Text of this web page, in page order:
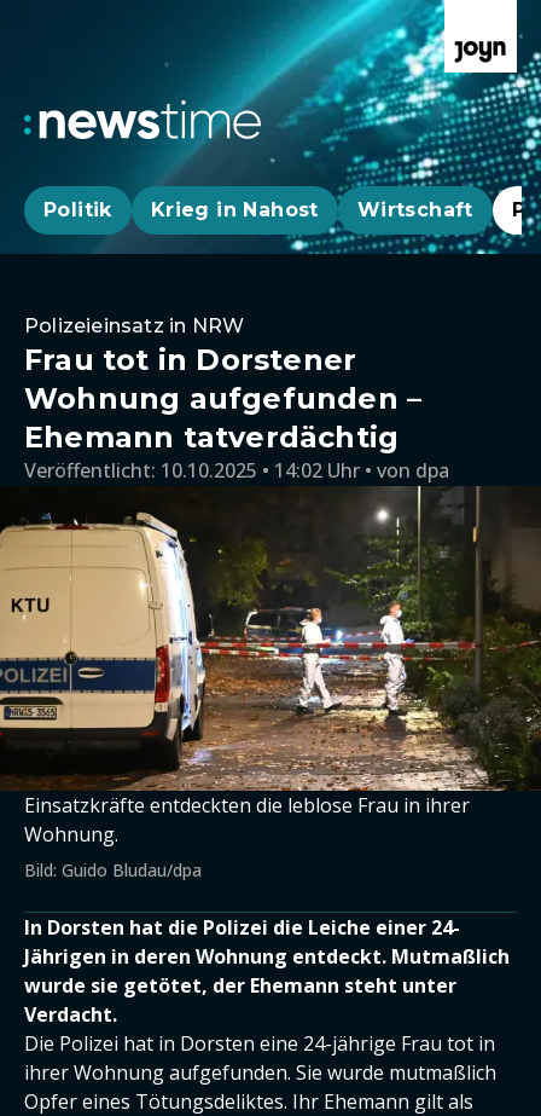
Politik Krieg in Nahost Wirtschaft
Polizeieinsatz in NRW
Frau tot in Dorstener
Wohnung aufgefunden –
Ehemann tatverdächtig
Veröffentlicht: 10.10.2025 • 14:02 Uhr von dpa
Einsatzkräfte entdeckten die leblose Frau in ihrer
Wohnung.
Bild: Guido Bludau/dpa
In Dorsten hat die Polizei die Leiche einer 24-
Jährigen in deren Wohnung entdeckt. Mutmaßlich
wurde sie getötet, der Ehemann steht unter
Verdacht.
Die Polizei hat in Dorsten eine 24-jährige Frau tot in
ihrer Wohnung aufgefunden. Sie wurde mutmaßlich
Opfer eines Tötungsdeliktes. Ihr Ehemann gilt als